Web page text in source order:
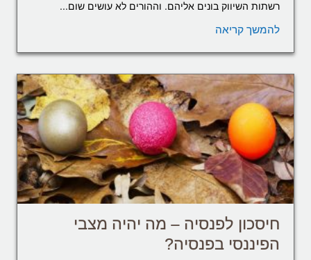
רשתות השיווק בונים אליהם. וההורים לא עושים שום...
להמשך קריאה
חיסכון לפנסיה – מה יהיה מצבי
הפיננסי בפנסיה?